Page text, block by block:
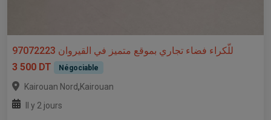
للّكراء فضاء تجاري بموقع متميز في القيروان 97072223
3 500 DT
Négociable
Kairouan Nord,Kairouan
Il y 2 jours